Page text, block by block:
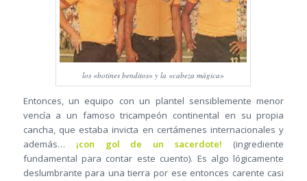
los «botines benditos» y la «cabeza mágica»
Entonces, un equipo con un plantel sensiblemente menor
vencía a un famoso tricampeón continental en su propia
cancha, que estaba invicta en certámenes internacionales y
además… ¡con gol de un sacerdote! (ingrediente
fundamental para contar este cuento). Es algo lógicamente
deslumbrante para una tierra por ese entonces carente casi